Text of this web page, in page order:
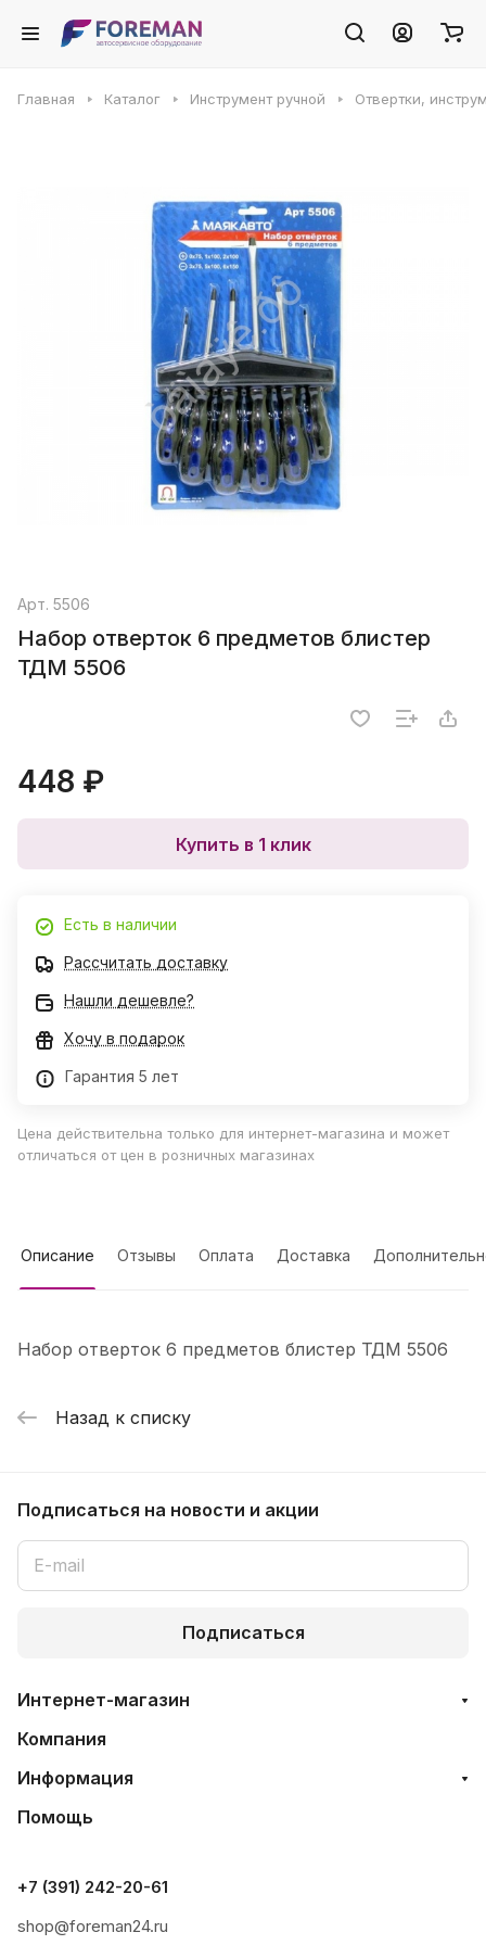
Главная Каталог Инструмент ручной Отвертки,
Арт. 5506
Набор отверток 6 предметов блистер
ТДМ 5506
448 ₽
Купить в 1 клик
Есть в наличии
Рассчитать доставку
Нашли дешевле?
Хочу в подарок
Гарантия 5 лет
Цена действительна только для интернет-магазина и может
отличаться от цен в розничных магазинах
Описание Отзывы Оплата Доставка
Набор отверток 6 предметов блистер ТДМ 5506
Назад к списку
Подписаться на новости и акции
Подписаться
Интернет-магазин
Компания
Информация
Помощь
+7 (391) 242-20-61
shop@foreman24.ru